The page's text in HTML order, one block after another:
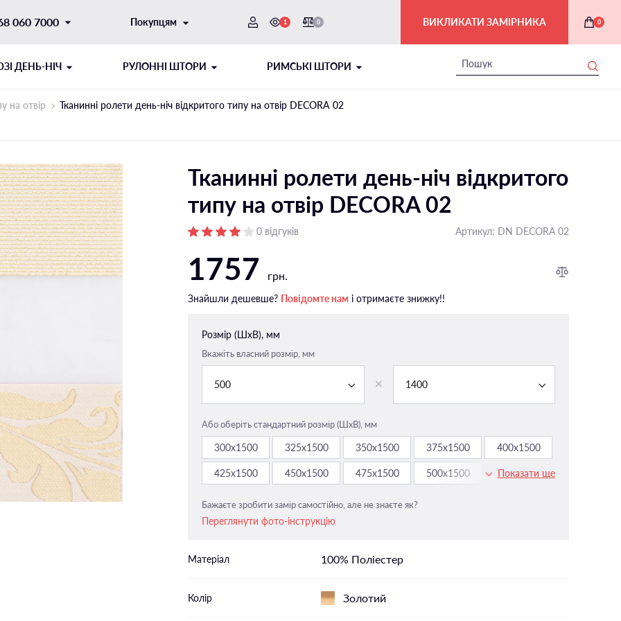
060 7000 Покупцям 1 0 ВИКЛИКАТИ ЗАМІРНИКА 0
ДЕНЬ-НІЧ РУЛОННІ ШТОРИ
ТИПУ РУЛОННІ ШТОРИ ДЕНЬ-НІЧ
Відкритого типу на стулку
Відкритого типу на отвір
напрямні
Закритого типу пласкі напрямні
РИМСЬКІ ШТОРИ
ШНУРОВИЙ МЕХАНІЗМ
На мансардні вікна
У ванній
У дитячу
У спальню
на отвір Тканинні ролети день-ніч відкритого типу на отвір DECORA 02
Тканинні ролети день-ніч відкритого
типу на отвір DECORA 02
0 відгуків Артикул: DN DECORA 02
1757 грн.
Знайшли дешевше? Повідомте нам і отримаєте знижку!!
Розмір (ШxВ), мм
Вкажіть власний розмір, мм
500 1400
Або оберіть стандартний розмір (ШxВ), мм
300х1500 325х1500 350х1500 375х1500 400х1500
425х1500 450х1500 475х1500 500х1500 525х1500
Показати ще
Бажаєте зробити замір самостійно, але не знаєте як?
Переглянути фото-інструкцію
Матеріал 100% Поліестер
Колір Золотий